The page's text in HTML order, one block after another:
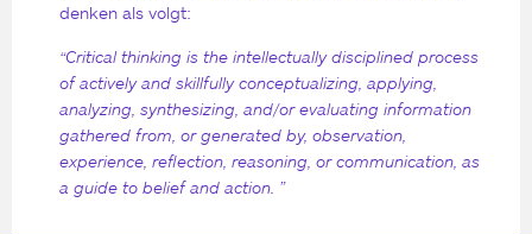
denken als volgt:
“Critical thinking is the intellectually disciplined process
of actively and skillfully conceptualizing, applying,
analyzing, synthesizing, and/or evaluating information
gathered from, or generated by, observation,
experience, reflection, reasoning, or communication, as
a guide to belief and action. ”